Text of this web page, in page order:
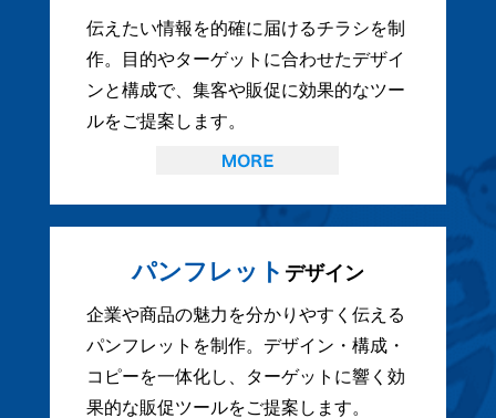
伝えたい情報を的確に届けるチラシを制
作。目的やターゲットに合わせたデザイ
ンと構成で、集客や販促に効果的なツー
ルをご提案します。
パンフレット デザイン
企業や商品の魅力を分かりやすく伝える
パンフレットを制作。デザイン・構成・
コピーを一体化し、ターゲットに響く効
果的な販促ツールをご提案します。